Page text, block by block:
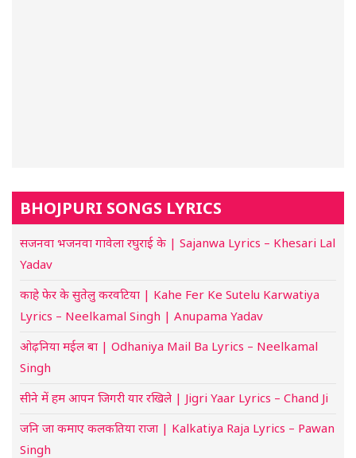
BHOJPURI SONGS LYRICS
सजनवा भजनवा गावेला रघुराई के | Sajanwa Lyrics – Khesari Lal
Yadav
काहे फेर के सुतेलु करवटिया | Kahe Fer Ke Sutelu Karwatiya
Lyrics – Neelkamal Singh | Anupama Yadav
ओढ़निया मईल बा | Odhaniya Mail Ba Lyrics – Neelkamal
Singh
सीने में हम आपन जिगरी यार रखिले | Jigri Yaar Lyrics – Chand Ji
जनि जा कमाए कलकतिया राजा | Kalkatiya Raja Lyrics – Pawan
Singh